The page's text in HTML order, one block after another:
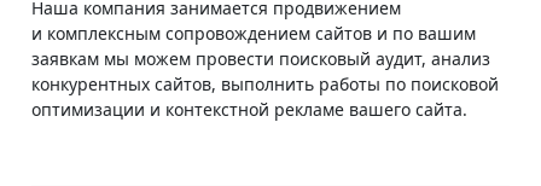
Наша компания занимается продвижением
и комплексным сопровождением сайтов и по вашим
заявкам мы можем провести поисковый аудит, анализ
конкурентных сайтов, выполнить работы по поисковой
оптимизации и контекстной рекламе вашего сайта.